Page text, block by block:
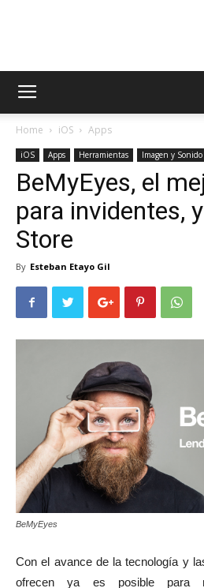
Home iOS Apps
iOS Apps Herramientas Imagen y Sonido
BeMyEyes, el
para invidentes,
Store
By Esteban Etayo Gil
BeMyEyes
Con el avance de la tecnología y
ofrecen ya es posible para